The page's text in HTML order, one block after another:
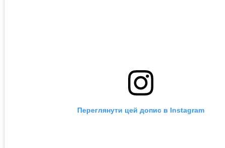
Переглянути цей допис в Instagram